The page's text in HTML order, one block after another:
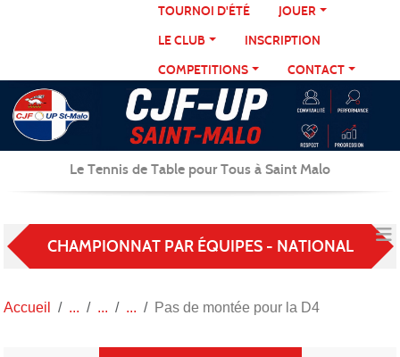
TOURNOI D'ÉTÉ
JOUER
LE CLUB
INSCRIPTION
COMPETITIONS
CONTACT
Le Tennis de Table pour Tous à Saint Malo
CHAMPIONNAT PAR ÉQUIPES - NATIONAL
Accueil Pas de montée pour la D4
Panneau de gestion des cookies